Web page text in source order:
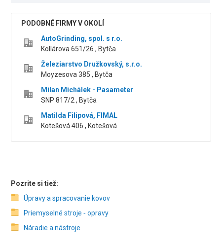
PODOBNÉ FIRMY V OKOLÍ
AutoGrinding, spol. s r.o.
Kollárova 651/26 , Bytča
Železiarstvo Družkovský, s.r.o.
Moyzesova 385 , Bytča
Milan Michálek - Pasameter
SNP 817/2 , Bytča
Matilda Filipová, FIMAL
Kotešová 406 , Kotešová
Pozrite si tiež:
Úpravy a spracovanie kovov
Priemyselné stroje ‑ opravy
Náradie a nástroje